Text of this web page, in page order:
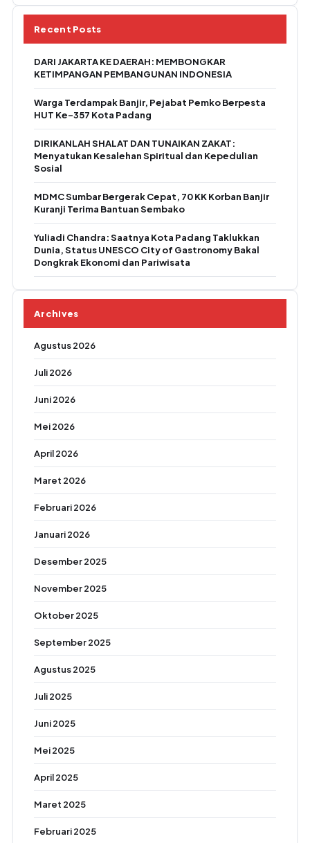
Recent Posts
DARI JAKARTA KE DAERAH: MEMBONGKAR
KETIMPANGAN PEMBANGUNAN INDONESIA
Warga Terdampak Banjir, Pejabat Pemko Berpesta
HUT Ke-357 Kota Padang
DIRIKANLAH SHALAT DAN TUNAIKAN ZAKAT:
Menyatukan Kesalehan Spiritual dan Kepedulian
Sosial
MDMC Sumbar Bergerak Cepat, 70 KK Korban Banjir
Kuranji Terima Bantuan Sembako
Yuliadi Chandra: Saatnya Kota Padang Taklukkan
Dunia, Status UNESCO City of Gastronomy Bakal
Dongkrak Ekonomi dan Pariwisata
Archives
Agustus 2026
Juli 2026
Juni 2026
Mei 2026
April 2026
Maret 2026
Februari 2026
Januari 2026
Desember 2025
November 2025
Oktober 2025
September 2025
Agustus 2025
Juli 2025
Juni 2025
Mei 2025
April 2025
Maret 2025
Februari 2025